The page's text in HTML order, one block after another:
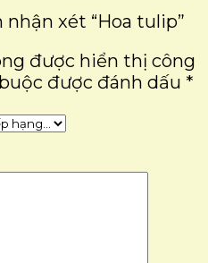
xét “Hoa tulip”
được hiển thị công
được đánh dấu *